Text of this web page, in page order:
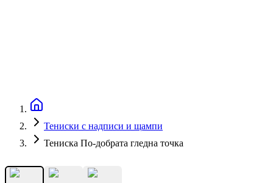
Тениски с надписи и щампи
Тениска По-добрата гледна точка